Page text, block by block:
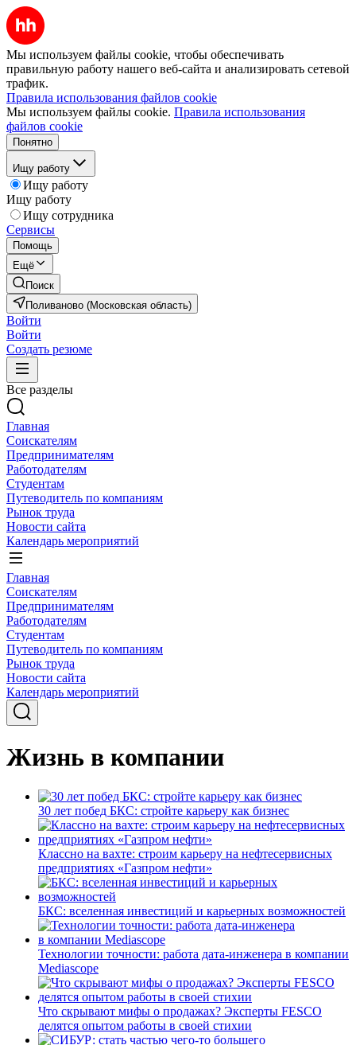
Мы используем файлы cookie, чтобы обеспечивать
правильную работу нашего веб-сайта и анализировать сетевой
трафик.
Правила использования файлов cookie
Мы используем файлы cookie. Правила использования
файлов cookie
Понятно
Ищу работу
Ищу работу
Ищу работу
Ищу сотрудника
Сервисы
Помощь
Ещё
Поиск
Поливаново (Московская область)
Войти
Войти
Создать резюме
Все разделы
Главная
Соискателям
Предпринимателям
Работодателям
Студентам
Путеводитель по компаниям
Рынок труда
Новости сайта
Календарь мероприятий
Главная
Соискателям
Предпринимателям
Работодателям
Студентам
Путеводитель по компаниям
Рынок труда
Новости сайта
Календарь мероприятий
Жизнь в компании
30 лет побед БКС: стройте карьеру как бизнес
Классно на вахте: строим карьеру на нефтесервисных
предприятиях «Газпром нефти»
БКС: вселенная инвестиций и карьерных возможностей
Технологии точности: работа дата-инженера в компании
Mediascope
Что скрывают мифы о продажах? Эксперты FESCO
делятся опытом работы в своей стихии